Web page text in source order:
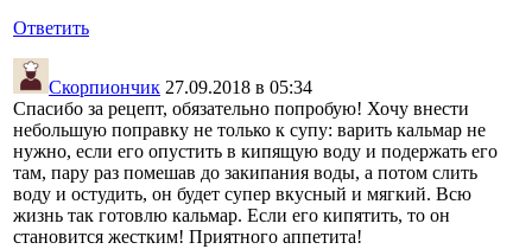
Ответить
Скорпиончик 27.09.2018 в 05:34
Спасибо за рецепт, обязательно попробую! Хочу внести
небольшую поправку не только к супу: варить кальмар не
нужно, если его опустить в кипящую воду и подержать его
там, пару раз помешав до закипания воды, а потом слить
воду и остудить, он будет супер вкусный и мягкий. Всю
жизнь так готовлю кальмар. Если его кипятить, то он
становится жестким! Приятного аппетита!